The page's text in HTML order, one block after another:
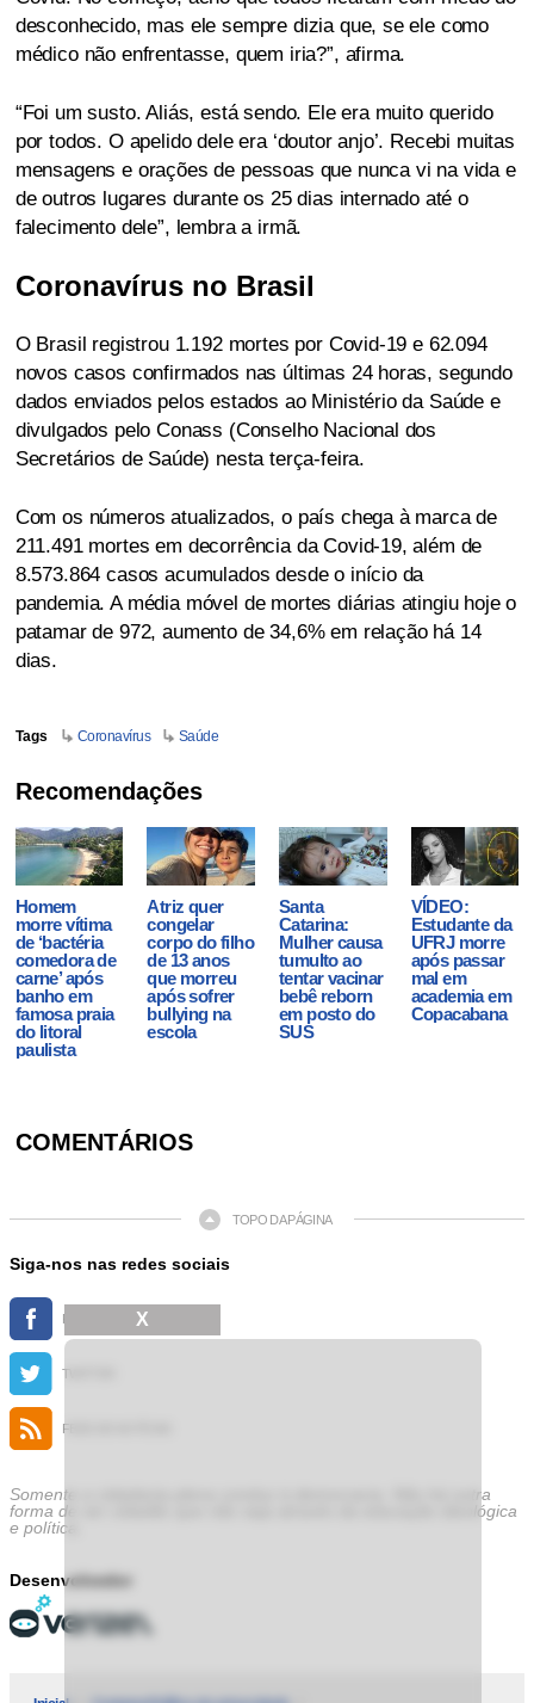
desconhecido, mas ele sempre dizia que, se ele como
médico não enfrentasse, quem iria?”, afirma.
“Foi um susto. Aliás, está sendo. Ele era muito querido
por todos. O apelido dele era ‘doutor anjo’. Recebi muitas
mensagens e orações de pessoas que nunca vi na vida e
de outros lugares durante os 25 dias internado até o
falecimento dele”, lembra a irmã.
Coronavírus no Brasil
O Brasil registrou 1.192 mortes por Covid-19 e 62.094
novos casos confirmados nas últimas 24 horas, segundo
dados enviados pelos estados ao Ministério da Saúde e
divulgados pelo Conass (Conselho Nacional dos
Secretários de Saúde) nesta terça-feira.
Com os números atualizados, o país chega à marca de
211.491 mortes em decorrência da Covid-19, além de
8.573.864 casos acumulados desde o início da
pandemia. A média móvel de mortes diárias atingiu hoje o
patamar de 972, aumento de 34,6% em relação há 14
dias.
Tags Coronavírus Saúde
Recomendações
Homem
morre vítima
de ‘bactéria
comedora de
carne’ após
banho em
famosa praia
do litoral
paulista
Atriz quer
congelar
corpo do filho
de 13 anos
que morreu
após sofrer
bullying na
escola
Santa
Catarina:
Mulher causa
tumulto ao
tentar vacinar
bebê reborn
em posto do
SUS
VÍDEO:
Estudante da
UFRJ morre
após passar
mal em
academia em
Copacabana
COMENTÁRIOS
TOPO DA PÁGINA
Siga-nos nas redes sociais
TWITTER
FEED DE NOTÍCIAS
Somente a cidadania plena conduz à democracia. Não há outra
forma de ser cidadão que não seja através da educação ideológica
e política.
Desenvolvedor
X